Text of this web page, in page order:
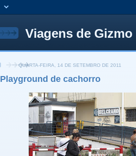
Viagens de Gizmo
QUARTA-FEIRA, 14 DE SETEMBRO DE 2011
Playground de cachorro